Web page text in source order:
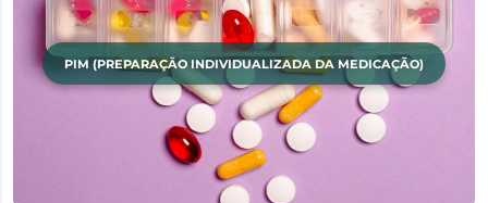
PIM (PREPARAÇÃO INDIVIDUALIZADA DA MEDICAÇÃO)